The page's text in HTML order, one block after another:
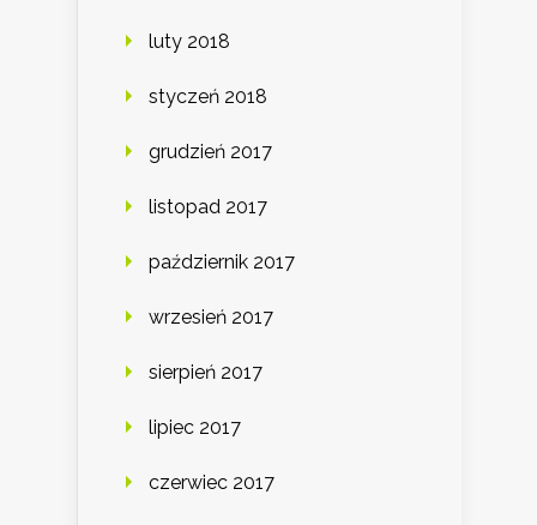
luty 2018
styczeń 2018
grudzień 2017
listopad 2017
październik 2017
wrzesień 2017
sierpień 2017
lipiec 2017
czerwiec 2017